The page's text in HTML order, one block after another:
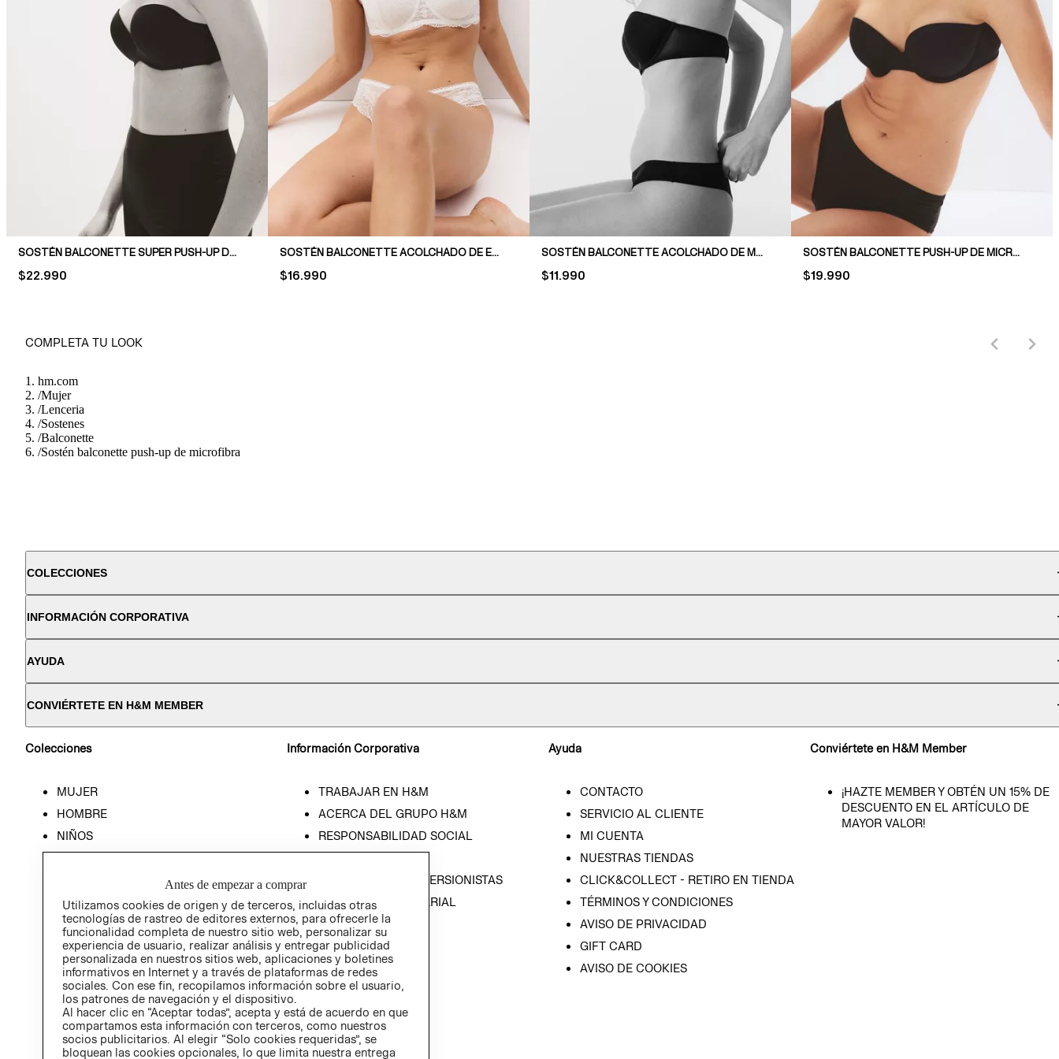
SOSTÉN BALCONETTE SUPER PUSH-UP DE MICROFIBRA
PRICE:
$22.990
SOSTÉN BALCONETTE ACOLCHADO DE ENCAJE
PRICE:
$16.990
SOSTÉN BALCONETTE ACOLCHADO DE MICROFIBRA
PRICE:
$11.990
SOSTÉN BALCONETTE PUSH-UP DE MICROFIBRA
PRICE:
$19.990
COMPLETA TU LOOK
hm.com
/Mujer
/Lenceria
/Sostenes
/Balconette
/Sostén balconette push-up de microfibra
COLECCIONES
INFORMACIÓN CORPORATIVA
AYUDA
CONVIÉRTETE EN H&M MEMBER
Colecciones
MUJER
HOMBRE
NIÑOS
Información Corporativa
TRABAJAR EN H&M
ACERCA DEL GRUPO H&M
RESPONSABILIDAD SOCIAL
RELACIÓN CON INVERSIONISTAS
POLÍTICA EMPRESARIAL
Ayuda
CONTACTO
SERVICIO AL CLIENTE
MI CUENTA
NUESTRAS TIENDAS
CLICK&COLLECT - RETIRO EN TIENDA
TÉRMINOS Y CONDICIONES
AVISO DE PRIVACIDAD
GIFT CARD
AVISO DE COOKIES
Conviértete en H&M Member
¡HAZTE MEMBER Y OBTÉN UN 15% DE
DESCUENTO EN EL ARTÍCULO DE
MAYOR VALOR!
Antes de empezar a comprar
Utilizamos cookies de origen y de terceros, incluidas otras
tecnologías de rastreo de editores externos, para ofrecerle la
funcionalidad completa de nuestro sitio web, personalizar su
experiencia de usuario, realizar análisis y entregar publicidad
personalizada en nuestros sitios web, aplicaciones y boletines
informativos en Internet y a través de plataformas de redes
sociales. Con ese fin, recopilamos información sobre el usuario,
los patrones de navegación y el dispositivo.
Al hacer clic en “Aceptar todas”, acepta y está de acuerdo en que
compartamos esta información con terceros, como nuestros
socios publicitarios. Al elegir “Solo cookies requeridas”, se
bloquean las cookies opcionales, lo que limita nuestra entrega